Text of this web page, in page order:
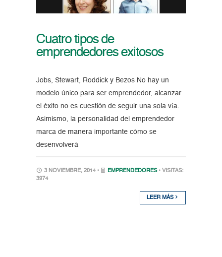
Cuatro tipos de
emprendedores exitosos
Jobs, Stewart, Roddick y Bezos No hay un
modelo único para ser emprendedor, alcanzar
el éxito no es cuestión de seguir una sola vía.
Asimismo, la personalidad del emprendedor
marca de manera importante cómo se
desenvolverá
3 NOVIEMBRE, 2014 • EMPRENDEDORES • VISITAS:
3974
LEER MÁS